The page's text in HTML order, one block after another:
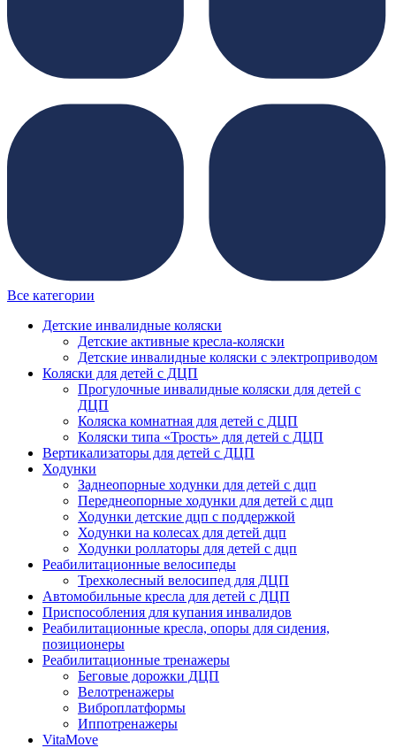
Все категории
Детские инвалидные коляски
Детские активные кресла-коляски
Детские инвалидные коляски с электроприводом
Коляски для детей с ДЦП
Прогулочные инвалидные коляски для детей с
ДЦП
Коляска комнатная для детей с ДЦП
Коляски типа «Трость» для детей с ДЦП
Вертикализаторы для детей с ДЦП
Ходунки
Заднеопорные ходунки для детей с дцп
Переднеопорные ходунки для детей с дцп
Ходунки детские дцп с поддержкой
Ходунки на колесах для детей дцп
Ходунки роллаторы для детей с дцп
Реабилитационные велосипеды
Трехколесный велосипед для ДЦП
Автомобильные кресла для детей с ДЦП
Приспособления для купания инвалидов
Реабилитационные кресла, опоры для сидения,
позиционеры
Реабилитационные тренажеры
Беговые дорожки ДЦП
Велотренажеры
Виброплатформы
Иппотренажеры
VitaMove